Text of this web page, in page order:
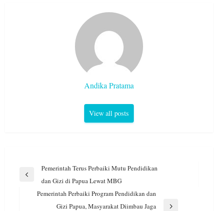
Andika Pratama
View all posts
Navigasi
pos
Previous
Pemerintah Terus Perbaiki Mutu Pendidikan
dan Gizi di Papua Lewat MBG
Pemerintah Perbaiki Program Pendidikan dan
Gizi Papua, Masyarakat Diimbau Jaga